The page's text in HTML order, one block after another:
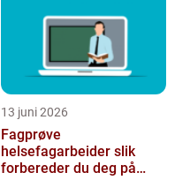
13 juni 2026
Fagprøve
helsefagarbeider slik
forbereder du deg på